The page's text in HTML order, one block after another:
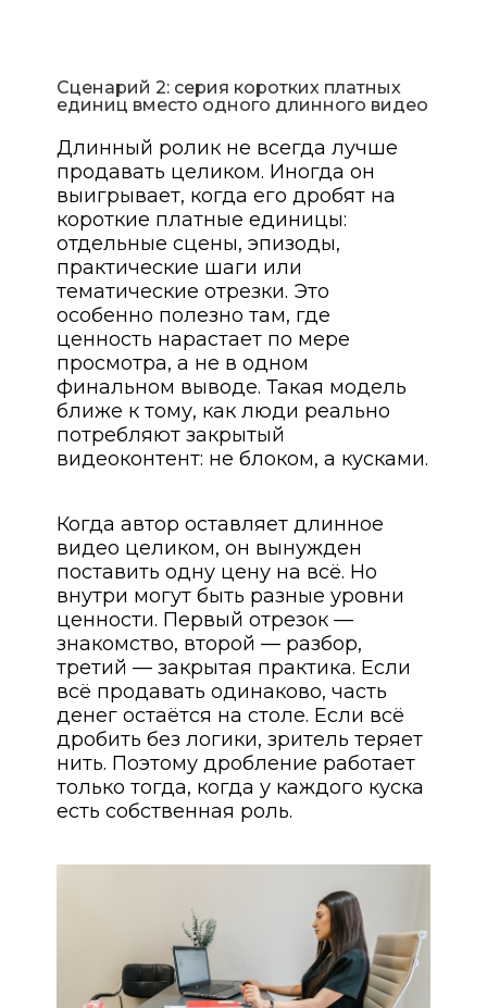
Сценарий 2: серия коротких платных
единиц вместо одного длинного видео
Длинный ролик не всегда лучше
продавать целиком. Иногда он
выигрывает, когда его дробят на
короткие платные единицы:
отдельные сцены, эпизоды,
практические шаги или
тематические отрезки. Это
особенно полезно там, где
ценность нарастает по мере
просмотра, а не в одном
финальном выводе. Такая модель
ближе к тому, как люди реально
потребляют закрытый
видеоконтент: не блоком, а кусками.
Когда автор оставляет длинное
видео целиком, он вынужден
поставить одну цену на всё. Но
внутри могут быть разные уровни
ценности. Первый отрезок —
знакомство, второй — разбор,
третий — закрытая практика. Если
всё продавать одинаково, часть
денег остаётся на столе. Если всё
дробить без логики, зритель теряет
нить. Поэтому дробление работает
только тогда, когда у каждого куска
есть собственная роль.